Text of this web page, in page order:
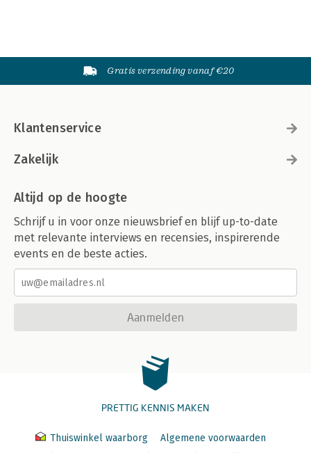
Gratis verzending vanaf €20
Klantenservice
Zakelijk
Altijd op de hoogte
Schrijf u in voor onze nieuwsbrief en blijf up-to-date
met relevante interviews en recensies, inspirerende
events en de beste acties.
Aanmelden
PRETTIG KENNIS MAKEN
Thuiswinkel waarborg
Algemene voorwaarden